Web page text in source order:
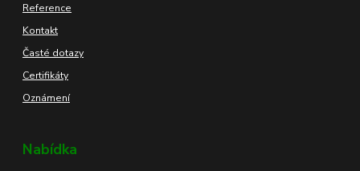
Reference
Kontakt
Časté dotazy
Certifikáty
Oznámení
Nabídka